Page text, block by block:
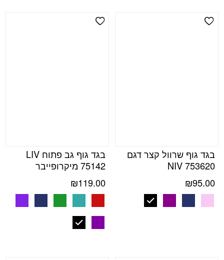
Add Wishlist
בגד גוף שרוול קצר דגם
NIV 753620
₪95.00
Add Wishlist
בגד גוף גב פתוח LIV
75142 מיקרופייבר
₪119.00